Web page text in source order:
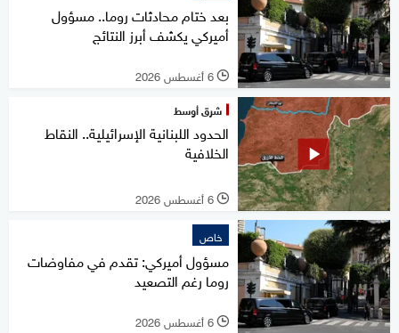
بعد ختام محادثات روما.. مسؤول
أميركي يكشف أبرز النتائج
l 6 أغسطس 2026
شرق أوسط
الحدود اللبنانية الإسرائيلية.. النقاط
الخلافية
l 6 أغسطس 2026
خاص
مسؤول أميركي: تقدم في مفاوضات
روما رغم التصعيد
l 6 أغسطس 2026